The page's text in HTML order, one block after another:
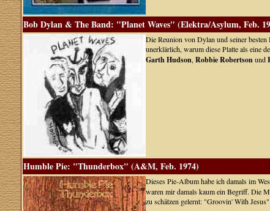
Bob Dylan & The Band: "Planet Waves" (Elektra/Asylum, Feb.
Die Reunion von Dylan und seiner
unerklärlich, warum diese Platte als eine
Garth Hudson, Robbie Robertsonund
Humble Pie: "Thunderbox" (A&M, Feb. 1974)
Dieses Pie-Album habe ich damals im
waren mir damals kaum ein Begriff. Die
zu schätzen gelernt: "Groovin' With